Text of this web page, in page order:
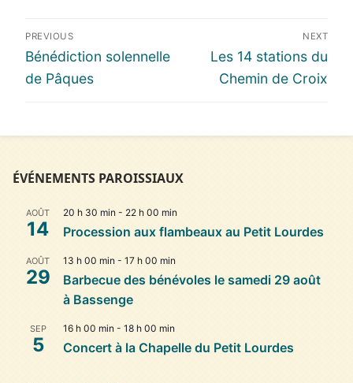
Navigation
de
l’article
PREVIOUS
Previous
post:
Bénédiction solennelle
de Pâques
NEXT
Next
post:
Les 14 stations du
Chemin de Croix
ÉVÉNEMENTS PAROISSIAUX
AOÛT
14
20 h 30 min - 22 h 00 min
Procession aux flambeaux au Petit Lourdes
AOÛT
29
13 h 00 min - 17 h 00 min
Barbecue des bénévoles le samedi 29 août
à Bassenge
SEP
5
16 h 00 min - 18 h 00 min
Concert à la Chapelle du Petit Lourdes